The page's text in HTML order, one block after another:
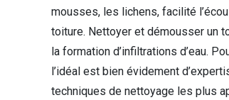
mousses, les lichens, facilité
toiture. Nettoyer et démousser un
la formation d’infiltrations d’eau.
l’idéal est bien évidement
techniques de nettoyage les plus